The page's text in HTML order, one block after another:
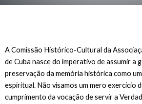
A Comissão Histórico-Cultural da
de Cuba nasce do imperativo de assumir a
preservação da memória histórica como
espiritual. Não visamos um mero exercício
cumprimento da vocação de servir a